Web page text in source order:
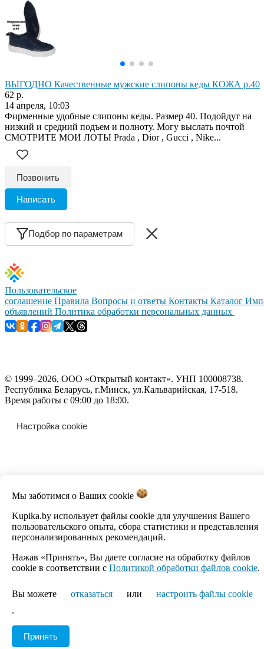
ВЫГОДНО Качественные мужские слипоны кеды КОЖА р.40
62 р.
14 апреля, 10:03
Фирменные удобные слипоны кеды. Размер 40. Подойдут на
низкий и средний подъем и полноту. Могу выслать почтой
СМОТРИТЕ МОИ ЛОТЫ Prada , Dior , Gucci , Nike...
Позвонить
Написать
Подбор по параметрам
Мы заботимся о Ваших cookie
Kupika.by использует файлы cookie для улучшения Вашего
пользовательского опыта, сбора статистики и представления
персонализированных рекомендаций.
Нажав «Принять», Вы даете согласие на обработку файлов
cookie в соответствии с Политикой обработки файлов cookie.
Вы можете отказаться или
настроить файлы cookie
.
Принять
Пользовательское
соглашение Правила Вопросы и ответы Контакты Каталог
объявлений Политика обработки персональных данных
© 1999–2026, ООО «Открытый контакт». УНП 100008738.
Республика Беларусь, г.Минск, ул.Кальварийская, 17-518.
Время работы с 09:00 до 18:00.
Настройка cookie